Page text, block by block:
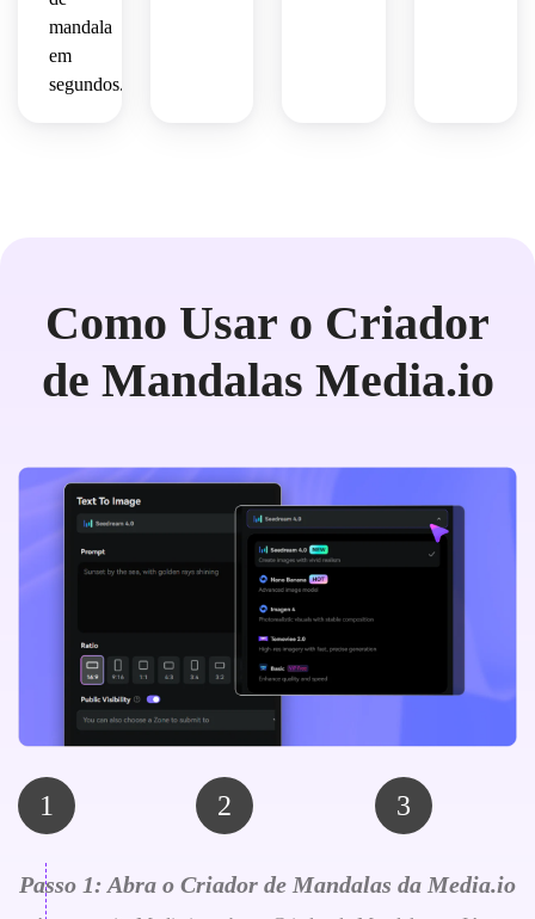
mandala
em
segundos.
Como Usar o Criador
de Mandalas Media.io
1 2 3
Passo 1: Abra o Criador de Mandalas da Media.io